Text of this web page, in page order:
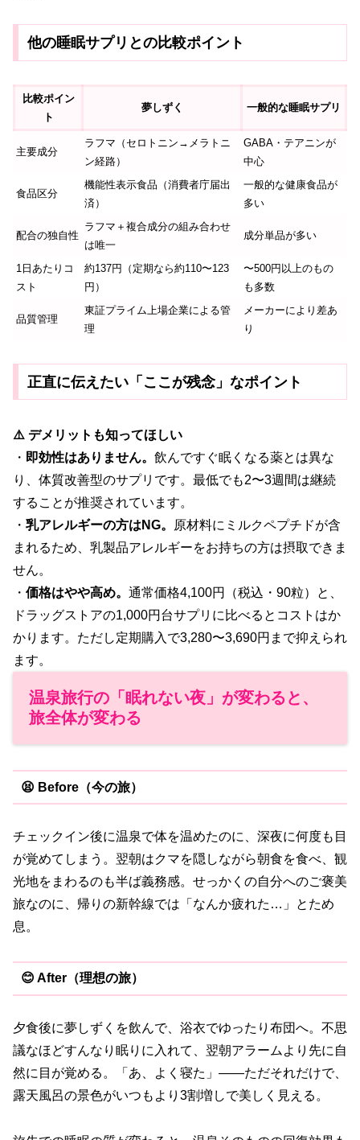
他の睡眠サプリとの比較ポイント
比較ポイン
ト
夢しずく 一般的な睡眠サプリ
主要成分
ラフマ（セロトニン→メラトニ
ン経路）
GABA・テアニンが
中心
食品区分
機能性表示食品（消費者庁届出
済）
一般的な健康食品が
多い
配合の独自性
ラフマ＋複合成分の組み合わせ
は唯一
成分単品が多い
1日あたりコ
スト
約137円（定期なら約110〜123
円）
〜500円以上のもの
も多数
品質管理
東証プライム上場企業による管
理
メーカーにより差あ
り
正直に伝えたい「ここが残念」なポイント
⚠️ デメリットも知ってほしい
・ 即効性はありません。 飲んですぐ眠くなる薬とは異な
り、体質改善型のサプリです。最低でも2〜3週間は継続
することが推奨されています。
・ 乳アレルギーの方はNG。
原材料にミルクペプチドが含
まれるため、乳製品アレルギーをお持ちの方は摂取できま
せん。
・ 価格はやや高め。 通常価格4,100円（税込・90粒）と、
ドラッグストアの1,000円台サプリに比べるとコストはか
かります。ただし定期購入で3,280〜3,690円まで抑えられ
ます。
温泉旅行の「眠れない夜」が変わると、
旅全体が変わる
😫 Before（今の旅）
チェックイン後に温泉で体を温めたのに、深夜に何度も目
が覚めてしまう。翌朝はクマを隠しながら朝食を食べ、観
光地をまわるのも半ば義務感。せっかくの自分へのご褒美
旅なのに、帰りの新幹線では「なんか疲れた…」とため
息。
😊 After（理想の旅）
夕食後に夢しずくを飲んで、浴衣でゆったり布団へ。不思
議なほどすんなり眠りに入れて、翌朝アラームより先に自
然に目が覚める。「あ、よく寝た」——ただそれだけで、
露天風呂の景色がいつもより3割増しで美しく見える。